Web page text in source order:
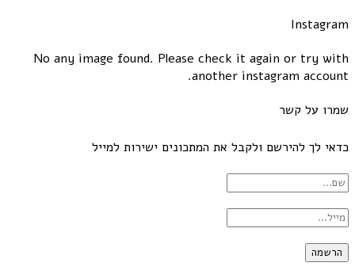
Instagram
No any image found. Please check it again or try with
another instagram account.
שמרו על קשר
כדאי לך להירשם ולקבל את המתכונים ישירות למייל